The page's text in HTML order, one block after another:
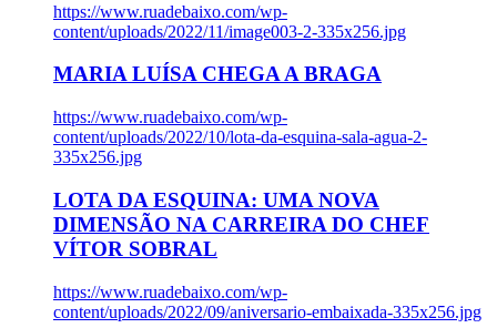
https://www.ruadebaixo.com/wp-
content/uploads/2022/11/image003-2-335x256.jpg
MARIA LUÍSA CHEGA A BRAGA
https://www.ruadebaixo.com/wp-
content/uploads/2022/10/lota-da-esquina-sala-agua-2-
335x256.jpg
LOTA DA ESQUINA: UMA NOVA
DIMENSÃO NA CARREIRA DO CHEF
VÍTOR SOBRAL
https://www.ruadebaixo.com/wp-
content/uploads/2022/09/aniversario-embaixada-335x256.jpg